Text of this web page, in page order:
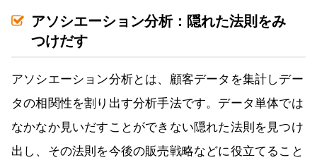
アソシエーション分析：隠れた法則をみ
つけだす
アソシエーション分析とは、顧客データを集計しデー
タの相関性を割り出す分析手法です。データ単体では
なかなか見いだすことができない隠れた法則を見つけ
出し、その法則を今後の販売戦略などに役立てること